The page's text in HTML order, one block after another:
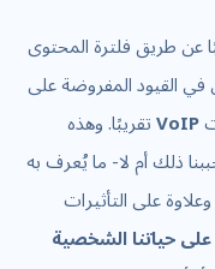
عن طريق فلترة المحتوى
في القيود المفروضة على
VoIPتقريبًا. وهذه
ذلك أم لا- ما يُعرف به
على التأثيرات
حياتنا الشخصية